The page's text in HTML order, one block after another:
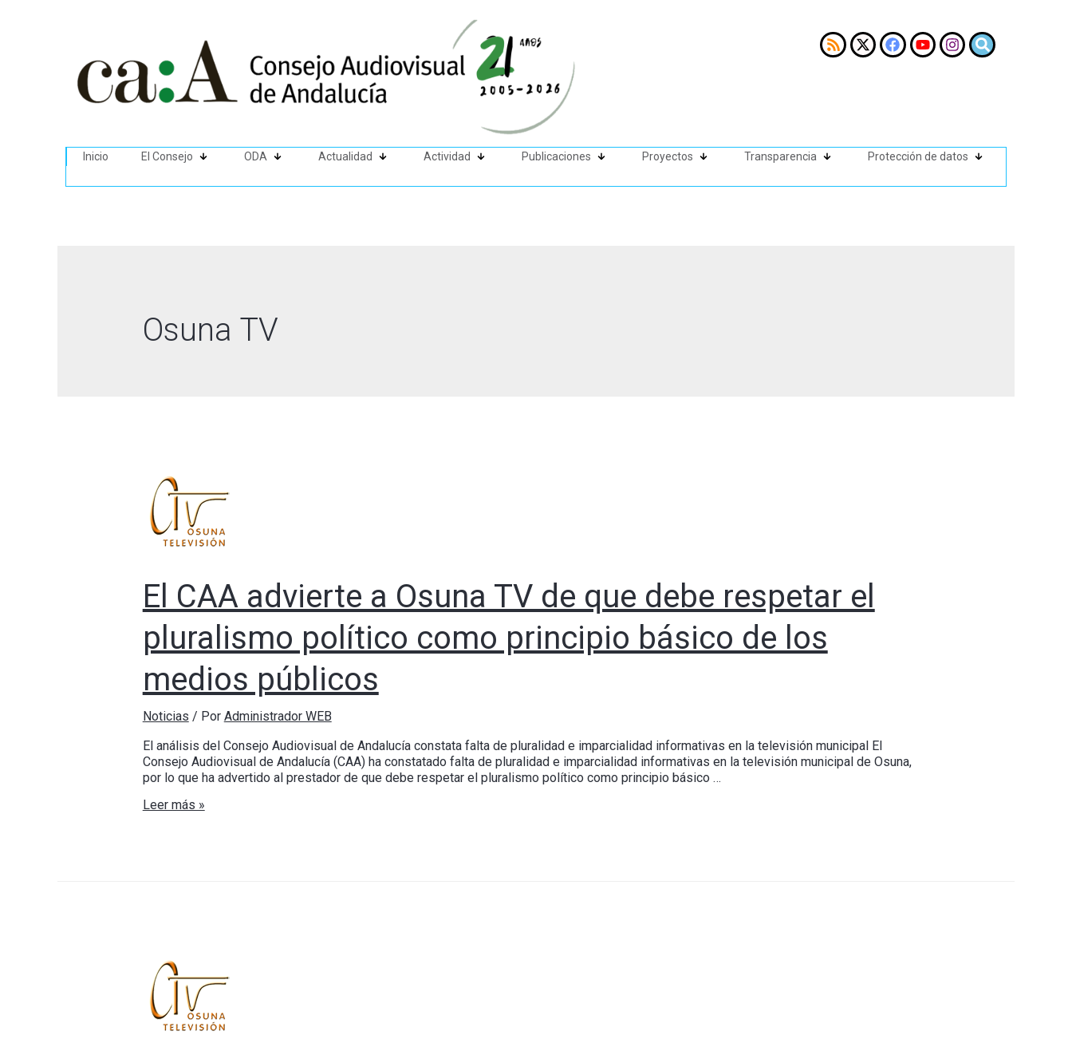
Inicio El Consejo ODA Actualidad Actividad Publicaciones Proyectos Transparencia Protección de datos
Osuna TV
El CAA advierte a Osuna TV de que debe respetar el
pluralismo político como principio básico de los
medios públicos
Noticias / Por Administrador WEB
El análisis del Consejo Audiovisual de Andalucía constata falta de pluralidad e imparcialidad informativas en la televisión municipal El
Consejo Audiovisual de Andalucía (CAA) ha constatado falta de pluralidad e imparcialidad informativas en la televisión municipal de Osuna,
por lo que ha advertido al prestador de que debe respetar el pluralismo político como principio básico …
Leer más »